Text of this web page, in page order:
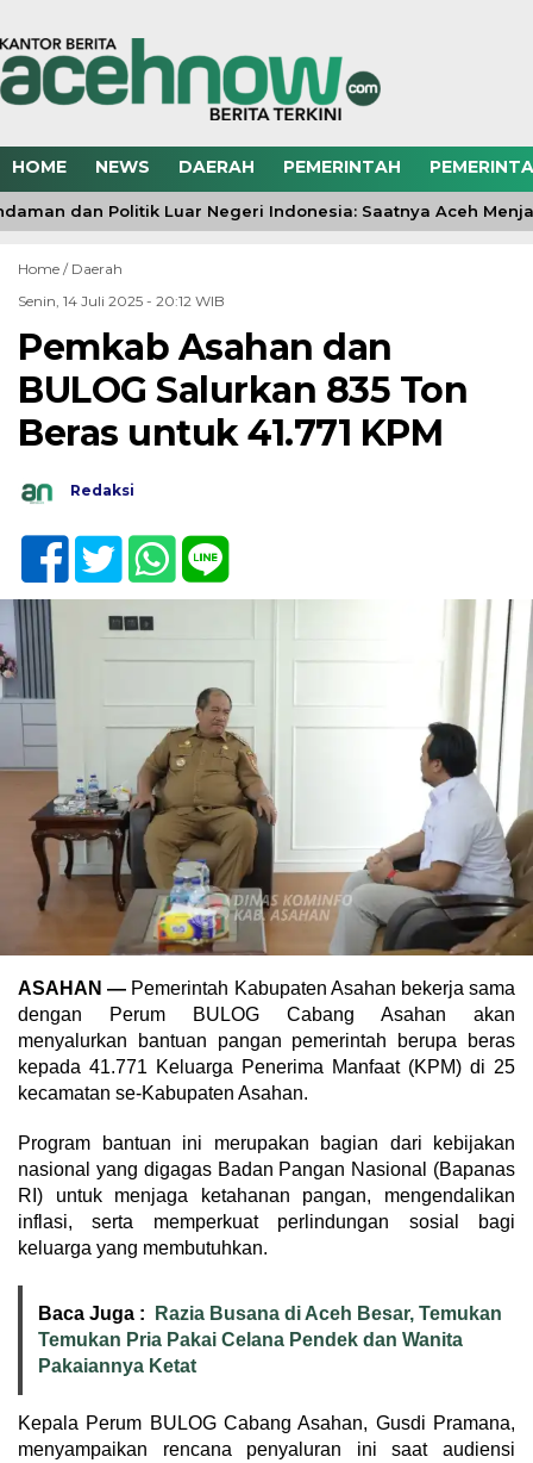
HOME NEWS DAERAH PEMERINTAH
dan Politik Luar Negeri Indonesia: Saatnya Aceh
Home / Daerah
Senin, 14 Juli 2025 - 20:12 WIB
Pemkab Asahan dan
BULOG Salurkan 835 Ton
Beras untuk 41.771 KPM
Redaksi
ASAHAN — Pemerintah Kabupaten Asahan bekerja sama
dengan Perum BULOG Cabang Asahan akan
menyalurkan bantuan pangan pemerintah berupa beras
kepada 41.771 Keluarga Penerima Manfaat (KPM) di 25
kecamatan se-Kabupaten Asahan.
Program bantuan ini merupakan bagian dari kebijakan
nasional yang digagas Badan Pangan Nasional (Bapanas
RI) untuk menjaga ketahanan pangan, mengendalikan
inflasi, serta memperkuat perlindungan sosial bagi
keluarga yang membutuhkan.
Baca Juga :
Razia Busana di Aceh Besar, Temukan
Temukan Pria Pakai Celana Pendek dan Wanita
Pakaiannya Ketat
Kepala Perum BULOG Cabang Asahan, Gusdi Pramana,
menyampaikan rencana penyaluran ini saat audiensi